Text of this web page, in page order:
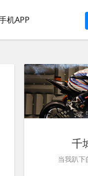
机APP
千
当我趴下